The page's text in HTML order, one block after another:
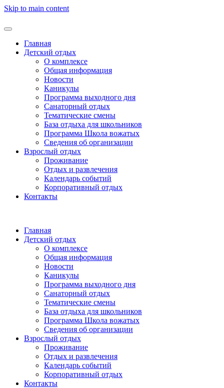
Skip to main content
Главная
Детский отдых
О комплексе
Общая информация
Новости
Каникулы
Программа выходного дня
Санаторный отдых
Тематические смены
База отдыха для школьников
Программа Школа вожатых
Cведения об организации
Взрослый отдых
Проживание
Отдых и развлечения
Календарь событий
Корпоративный отдых
Контакты
Главная
Детский отдых
О комплексе
Общая информация
Новости
Каникулы
Программа выходного дня
Санаторный отдых
Тематические смены
База отдыха для школьников
Программа Школа вожатых
Cведения об организации
Взрослый отдых
Проживание
Отдых и развлечения
Календарь событий
Корпоративный отдых
Контакты